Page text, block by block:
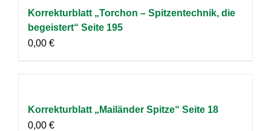
Korrekturblatt „Torchon – Spitzentechnik, die
begeistert“ Seite 195
0,00 €
Korrekturblatt „Mailänder Spitze“ Seite 18
0,00 €